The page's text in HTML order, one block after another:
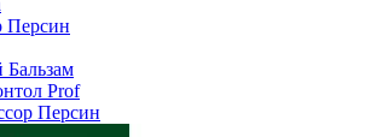
Персин
Бальзам
Prof
Персин